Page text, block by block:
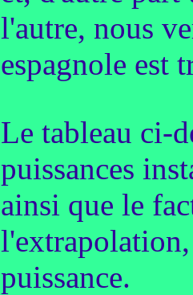
l'autre, nous
espagnole est
Le tableau ci-
puissances
ainsi que le
puissance.